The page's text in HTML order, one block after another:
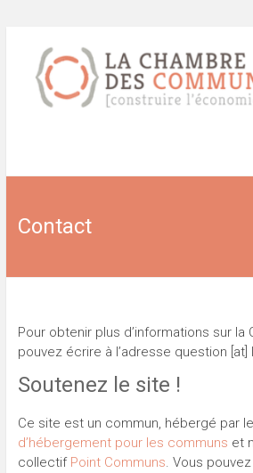
content
Communs
communs
Contact
Pour obtenir plus d’informations sur la
pouvez écrire à l’adresse question
Soutenez le site !
Ce site est un commun, hébergé par le
d’hébergement pour les communs et
collectif Point Communs. Vous